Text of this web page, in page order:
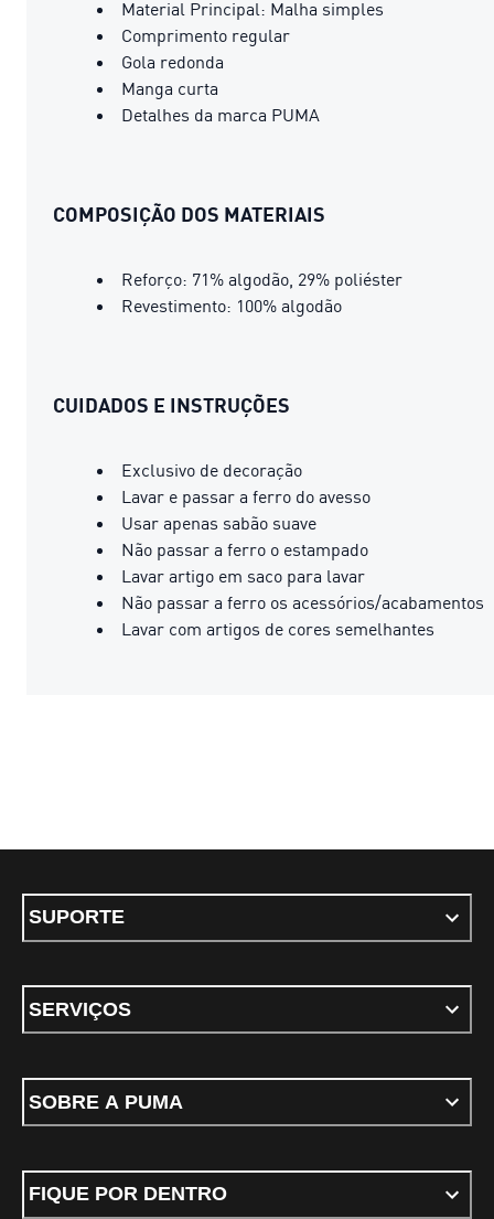
Material Principal: Malha simples
Comprimento regular
Gola redonda
Manga curta
Detalhes da marca PUMA
COMPOSIÇÃO DOS MATERIAIS
Reforço: 71% algodão, 29% poliéster
Revestimento: 100% algodão
CUIDADOS E INSTRUÇÕES
Exclusivo de decoração
Lavar e passar a ferro do avesso
Usar apenas sabão suave
Não passar a ferro o estampado
Lavar artigo em saco para lavar
Não passar a ferro os acessórios/acabamentos
Lavar com artigos de cores semelhantes
SUPORTE
SERVIÇOS
SOBRE A PUMA
FIQUE POR DENTRO